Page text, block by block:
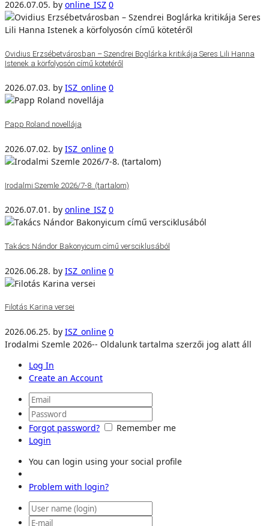
2026.07.05. by online_ISZ 0
Ovidius Erzsébetvárosban – Szendrei Boglárka kritikája Seres Lili Hanna
Istenek a körfolyosón című kötetéről
2026.07.03. by ISZ_online 0
Papp Roland novellája
2026.07.02. by ISZ_online 0
Irodalmi Szemle 2026/7-8. (tartalom)
2026.07.01. by online_ISZ 0
Takács Nándor Bakonyicum című versciklusából
2026.06.28. by ISZ_online 0
Filotás Karina versei
2026.06.25. by ISZ_online 0
Irodalmi Szemle 2026-- Oldalunk tartalma szerzői jog alatt áll
Log In
Create an Account
Forgot password?
Remember me
Login
You can login using your social profile
Problem with login?